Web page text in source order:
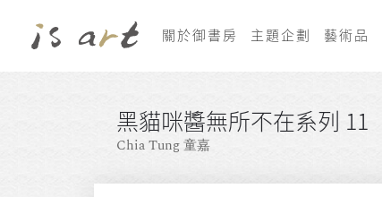
關於御書房 主題企劃 藝術品
黑貓咪醬無所不在系列 11
Chia Tung 童嘉